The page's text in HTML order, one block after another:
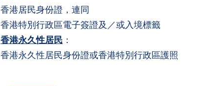
香港居民身份證，連同
香港特別行政區電子簽證及／或入境標籤
香港永久性居民 ：
香港永久性居民身份證或香港特別行政區護照